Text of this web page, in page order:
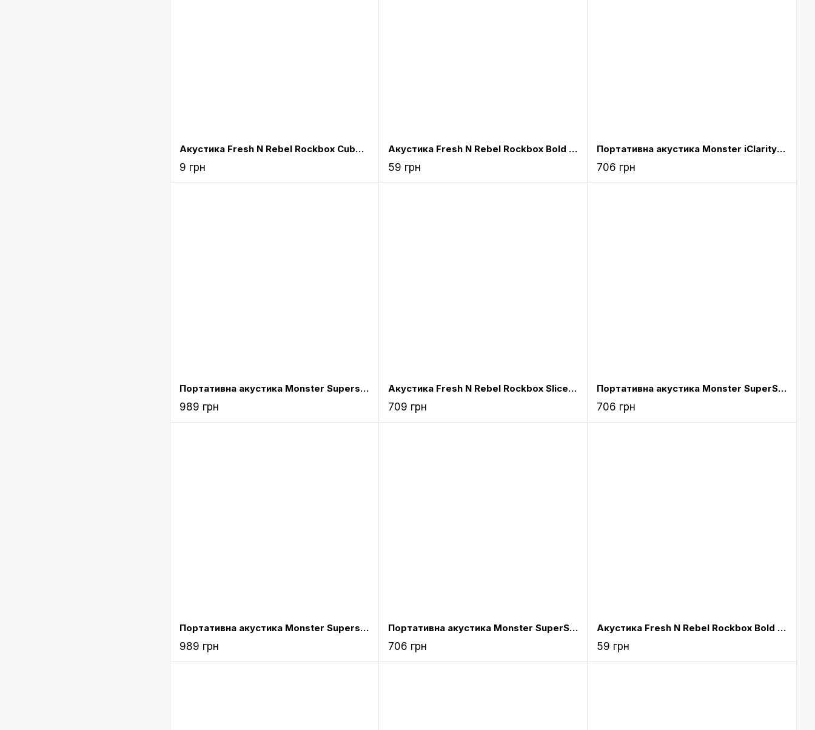
Акустика Fresh N Rebel Rockbox Cube Fabriq Edition Bluetooth Speaker Buttercup (1RB1000BC)
9 грн
Акустика Fresh N Rebel Rockbox Bold L Waterproof Bluetooth Speaker Concrete (1RB7000CC)
59 грн
Портативна акустика Monster iClarity HD Micro Bluetooth Speaker Black (MNS-133257-00)
706 грн
Портативна акустика Monster Superstar High Definition Bluetooth Speaker Neon Blue (MNS-129262-00)
989 грн
Акустика Fresh N Rebel Rockbox Slice Fabriq Edition Bluetooth Speaker Ruby (1RB2500RU)
709 грн
Портативна акустика Monster SuperStar HotShot - Black with Black Platinum (MNS-129288-00)
706 грн
Портативна акустика Monster Superstar High Definition Bluetooth Speaker Grey (MNS-129260-00)
989 грн
Портативна акустика Monster SuperStar HotShot - White with Chrome (MNS-129290-00)
706 грн
Акустика Fresh N Rebel Rockbox Bold L Waterproof Bluetooth Speaker Cloud (1RB7000CL)
59 грн